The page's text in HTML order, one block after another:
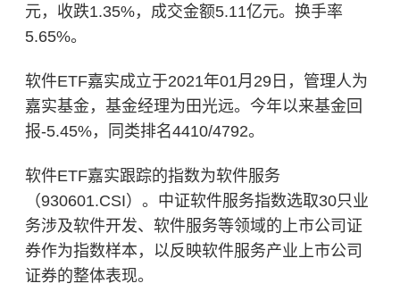
元，收跌1.35%，成交金额5.11亿元。换手率
5.65%。
软件ETF嘉实成立于2021年01月29日，管理人为
嘉实基金，基金经理为田光远。今年以来基金回
报-5.45%，同类排名4410/4792。
软件ETF嘉实跟踪的指数为软件服务
（930601.CSI）。中证软件服务指数选取30只业
务涉及软件开发、软件服务等领域的上市公司证
券作为指数样本，以反映软件服务产业上市公司
证券的整体表现。